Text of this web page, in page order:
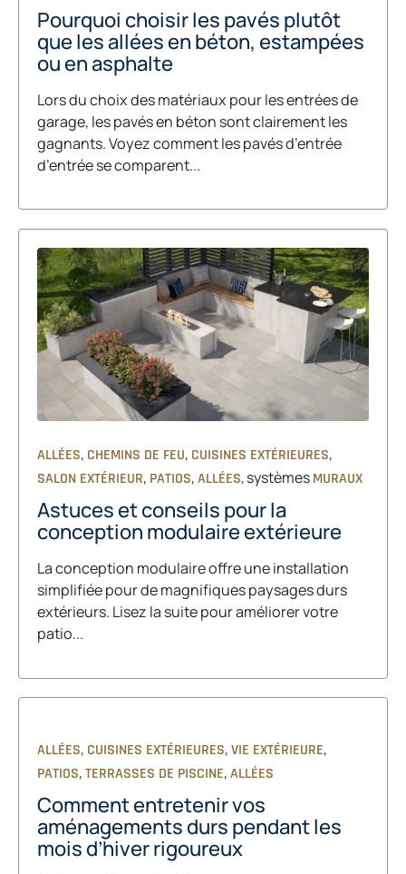
Pourquoi choisir les pavés plutôt
que les allées en béton, estampées
ou en asphalte
Lors du choix des matériaux pour les entrées de
garage, les pavés en béton sont clairement les
gagnants. Voyez comment les pavés d’entrée
d’entrée se comparent...
ALLÉES, CHEMINS DE FEU, CUISINES EXTÉRIEURES,
SALON EXTÉRIEUR, PATIOS,ALLÉES,systèmesMURAUX
Astuces et conseils pour la
conception modulaire extérieure
La conception modulaire offre une installation
simplifiée pour de magnifiques paysages durs
extérieurs. Lisez la suite pour améliorer votre
patio...
ALLÉES, CUISINES EXTÉRIEURES,VIE EXTÉRIEURE,
PATIOS,TERRASSES DE PISCINE,ALLÉES
Comment entretenir vos
aménagements durs pendant les
mois d’hiver rigoureux